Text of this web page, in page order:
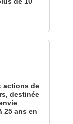
actions de
destinée
25 ans en